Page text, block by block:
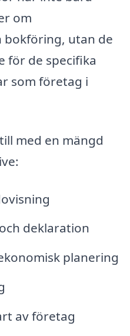
om
utan de
för de specifika
som företag i
med en mängd
deklaration
planering
av företag